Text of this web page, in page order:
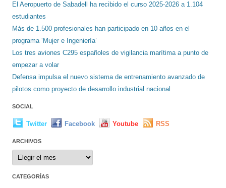
El Aeropuerto de Sabadell ha recibido el curso 2025-2026 a 1.104
estudiantes
Más de 1.500 profesionales han participado en 10 años en el
programa ‘Mujer e Ingeniería’
Los tres aviones C295 españoles de vigilancia marítima a punto de
empezar a volar
Defensa impulsa el nuevo sistema de entrenamiento avanzado de
pilotos como proyecto de desarrollo industrial nacional
SOCIAL
Twitter Facebook Youtube RSS
ARCHIVOS
Archivos
CATEGORÍAS